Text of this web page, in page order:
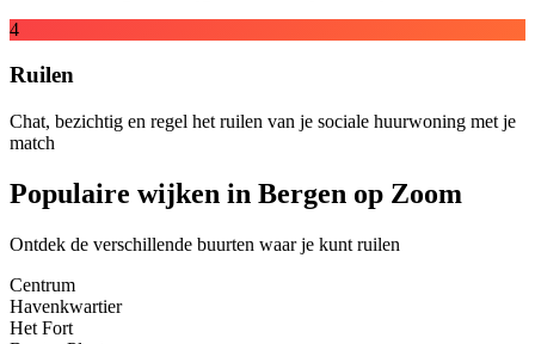
4
Ruilen
Chat, bezichtig en regel het ruilen van je sociale huurwoning met je
match
Populaire wijken in Bergen op Zoom
Ontdek de verschillende buurten waar je kunt ruilen
Centrum
Havenkwartier
Het Fort